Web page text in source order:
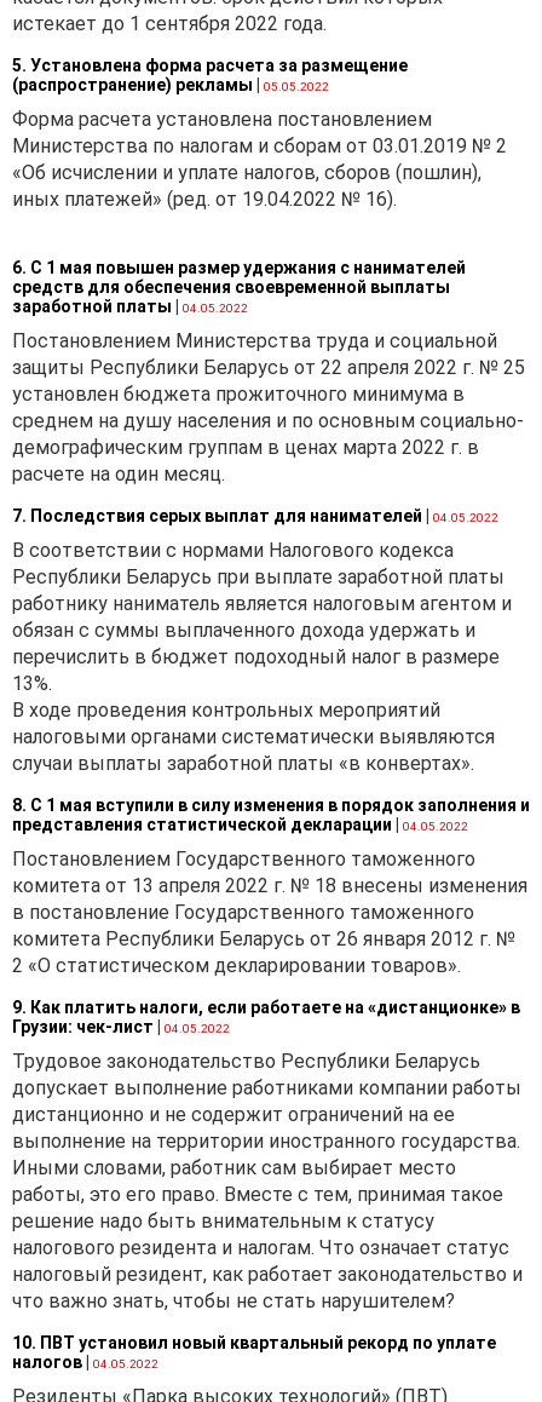
счет средств
и иных источников, не
законодательством
Республики Беларусь, влечет
за собой увеличение
стоимости транспортного
бюджетных средств,
предназначенных для
вооружения, оснащения
военной техникой, другими
материальными средствами
и ресурсами, что приводит к
сокращению необходимых
финансирования по
государственным
программам и тем самым
препятствует обеспечению
защиты
национальных интересов
внутренних и внешних угроз;
· освобождены от
отдельные транспортные
средства, ввозимые
(ввезенные) в Республику
Беларусь;
· в целях обеспечения
однократности уплаты
утилизационного сбора
закреплено, что для целей
сбора к транспортному
средству не относится
шасси и объектом
обложения
утилизационным сбором в
Республике Беларусь не
признается транспортное
средство,
переоборудованное на
территории Республики
транспортного средства,
истекает до 1 сентября 2022 года.
5. Установлена форма расчета за размещение
(распространение) рекламы
05.05.2022
Форма расчета установлена постановлением
Министерства по налогам и сборам от 03.01.2019 № 2
«Об исчислении и уплате налогов, сборов (пошлин),
иных платежей» (ред. от 19.04.2022 № 16).
6. С 1 мая повышен размер удержания с нанимателей
средств для обеспечения своевременной выплаты
заработной платы
04.05.2022
Постановлением Министерства труда и социальной
защиты Республики Беларусь от 22 апреля 2022 г. № 25
установлен бюджета прожиточного минимума в
среднем на душу населения и по основным социально-
демографическим группам в ценах марта 2022 г. в
расчете на один месяц.
7. Последствия серых выплат для нанимателей 04.05.2022
В соответствии с нормами Налогового кодекса
Республики Беларусь при выплате заработной платы
работнику наниматель является налоговым агентом и
обязан с суммы выплаченного дохода удержать и
перечислить в бюджет подоходный налог в размере
13%.
В ходе проведения контрольных мероприятий
налоговыми органами систематически выявляются
случаи выплаты заработной платы «в конвертах».
8. С 1 мая вступили в силу изменения в порядок заполнения и
представления статистической декларации
04.05.2022
Постановлением Государственного таможенного
комитета от 13 апреля 2022 г. № 18 внесены изменения
в постановление Государственного таможенного
комитета Республики Беларусь от 26 января 2012 г. №
2 «О статистическом декларировании товаров».
9. Как платить налоги, если работаете на «дистанционке» в
Грузии: чек-лист
04.05.2022
Трудовое законодательство Республики Беларусь
допускает выполнение работниками компании работы
дистанционно и не содержит ограничений на ее
выполнение на территории иностранного государства.
Иными словами, работник сам выбирает место
работы, это его право. Вместе с тем, принимая такое
решение надо быть внимательным к статусу
налогового резидента и налогам. Что означает статус
налоговый резидент, как работает законодательство и
что важно знать, чтобы не стать нарушителем?
10. ПВТ установил новый квартальный рекорд по уплате
налогов
04.05.2022
Резиденты «Парка высоких технологий» (ПВТ)